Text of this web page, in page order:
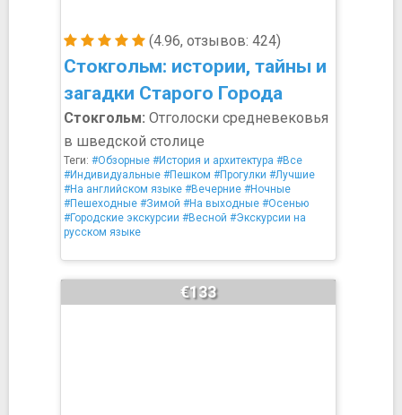
(4.96, отзывов: 424)
Стокгольм: истории, тайны и
загадки Старого Города
Стокгольм: Отголоски средневековья
в шведской столице
Теги: #Обзорные #История и архитектура #Все
#Индивидуальные #Пешком #Прогулки #Лучшие
#На английском языке #Вечерние #Ночные
#Пешеходные #Зимой #На выходные #Осенью
#Городские экскурсии #Весной #Экскурсии на
русском языке
€133